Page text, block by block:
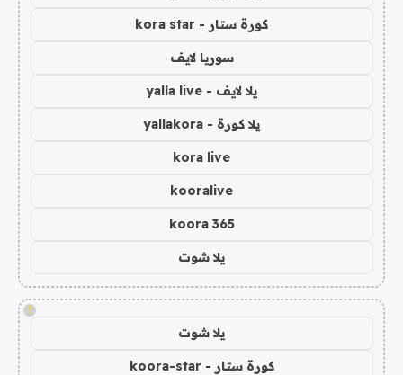
كورة ستار - kora star
سوريا لايف
يلا لايف - yalla live
يلا كورة - yallakora
kora live
kooralive
koora 365
يلا شوت
!
يلا شوت
كورة ستار - koora-star